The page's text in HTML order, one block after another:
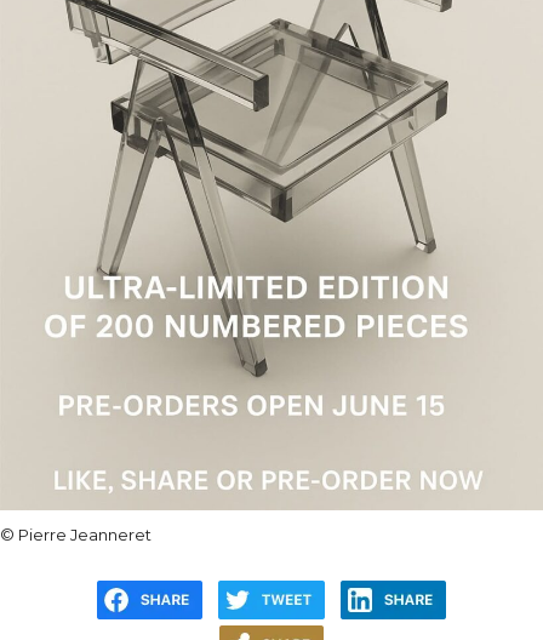
© Pierre Jeanneret